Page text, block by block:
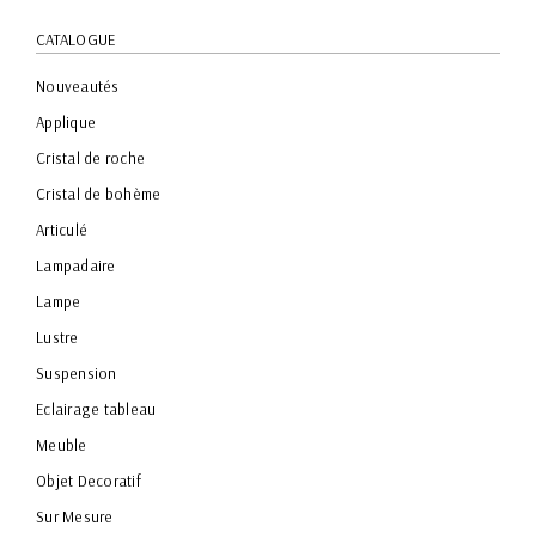
CATALOGUE
Nouveautés
Applique
Cristal de roche
Cristal de bohème
Articulé
Lampadaire
Lampe
Lustre
Suspension
Eclairage tableau
Meuble
Objet Decoratif
Sur Mesure